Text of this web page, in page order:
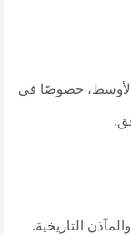
الأوسط، خصوصًا في
التاريخية.